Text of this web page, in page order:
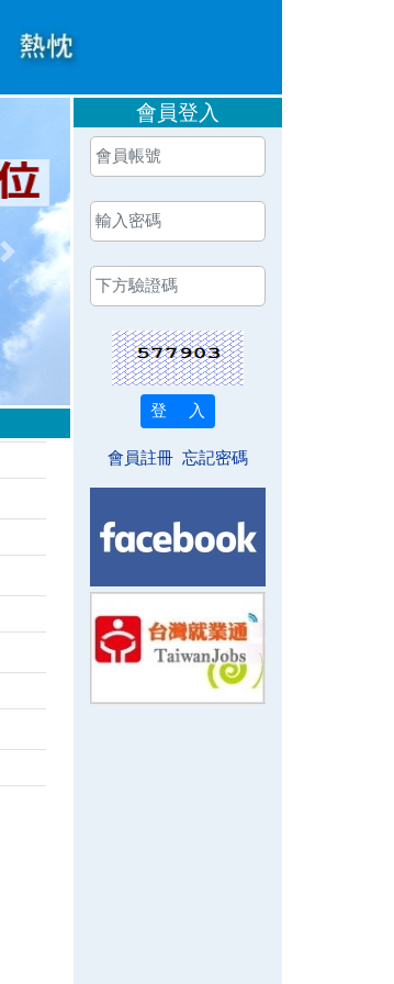
Next
會員登入
會員註冊 忘記密碼